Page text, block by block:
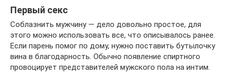
Первый секс
Соблазнить мужчину — дело довольно простое, для
этого можно использовать все, что описывалось ранее.
Если парень помог по дому, нужно поставить бутылочку
вина в благодарность. Обычно появление спиртного
провоцирует представителей мужского пола на интим.